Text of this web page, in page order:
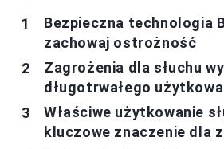
Bezpieczna technologia
zachowaj ostrożność
Zagrożenia dla słuchu
długotrwałego
Właściwe użytkowanie
kluczowe znaczenie dla